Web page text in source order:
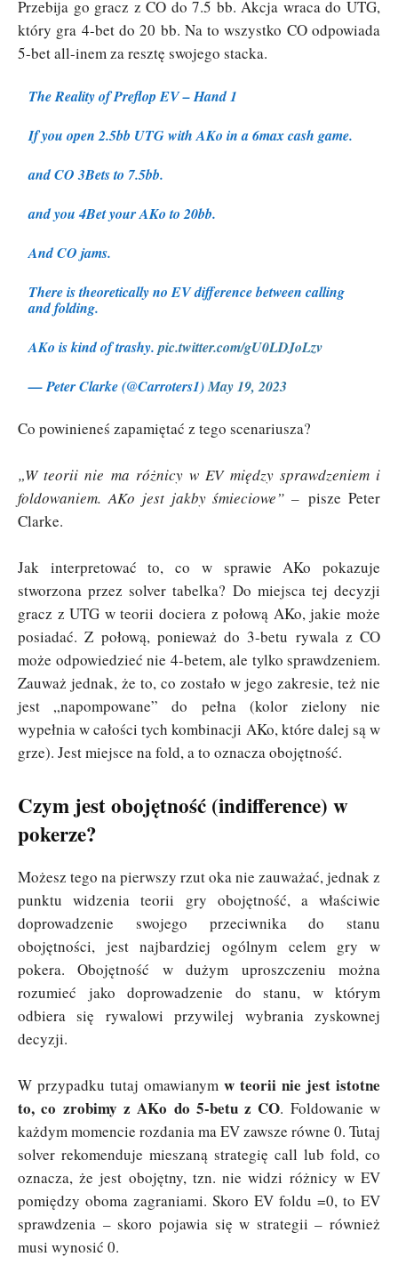
Przebija go gracz z CO do 7.5 bb. Akcja wraca do UTG,
który gra 4-bet do 20 bb. Na to wszystko CO odpowiada
5-bet all-inem za resztę swojego stacka.
The Reality of Preflop EV – Hand 1
If you open 2.5bb UTG with AKo in a 6max cash game.
and CO 3Bets to 7.5bb.
and you 4Bet your AKo to 20bb.
And CO jams.
There is theoretically no EV difference between calling
and folding.
AKo is kind of trashy.pic.twitter.com/gU0LDJoLzv
— Peter Clarke (@Carroters1)May 19, 2023
Co powinieneś zapamiętać z tego scenariusza?
„W teorii nie ma różnicy w EV między sprawdzeniem i
foldowaniem. AKo jest jakby śmieciowe” –pisze Peter
Clarke.
Jak interpretować to, co w sprawie AKo pokazuje
stworzona przez solver tabelka? Do miejsca tej decyzji
gracz z UTG w teorii dociera z połową AKo, jakie może
posiadać. Z połową, ponieważ do 3-betu rywala z CO
może odpowiedzieć nie 4-betem, ale tylko sprawdzeniem.
Zauważ jednak, że to, co zostało w jego zakresie, też nie
jest „napompowane” do pełna (kolor zielony nie
wypełnia w całości tych kombinacji AKo, które dalej są w
grze). Jest miejsce na fold, a to oznacza obojętność.
Czym jest obojętność (indifference) w
pokerze?
Możesz tego na pierwszy rzut oka nie zauważać, jednak z
punktu widzenia teorii gry obojętność, a właściwie
doprowadzenie swojego przeciwnika do stanu
obojętności, jest najbardziej ogólnym celem gry w
pokera. Obojętność w dużym uproszczeniu można
rozumieć jako doprowadzenie do stanu, w którym
odbiera się rywalowi przywilej wybrania zyskownej
decyzji.
W przypadku tutaj omawianym w teorii nie jest istotne
to, co zrobimy z AKo do 5-betu z CO. Foldowanie w
każdym momencie rozdania ma EV zawsze równe 0. Tutaj
solver rekomenduje mieszaną strategię call lub fold, co
oznacza, że jest obojętny, tzn. nie widzi różnicy w EV
pomiędzy oboma zagraniami. Skoro EV foldu =0, to EV
sprawdzenia – skoro pojawia się w strategii – również
musi wynosić 0.